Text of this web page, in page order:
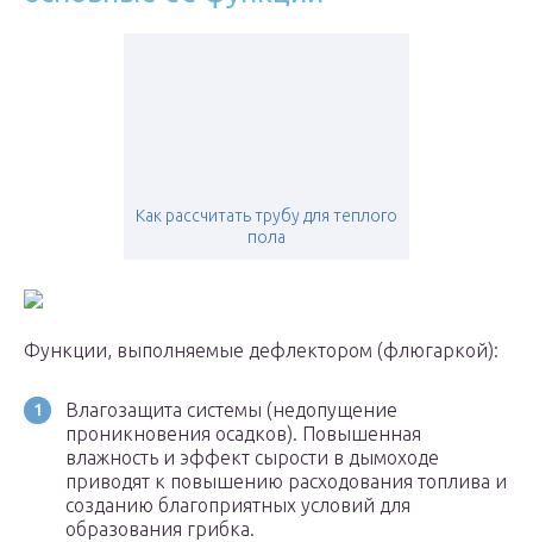
Как рассчитать трубу для теплого
пола
Функции, выполняемые дефлектором (флюгаркой):
Влагозащита системы (недопущение
проникновения осадков). Повышенная
влажность и эффект сырости в дымоходе
приводят к повышению расходования топлива и
созданию благоприятных условий для
образования грибка.